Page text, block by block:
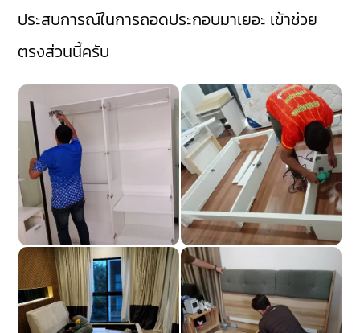
ประสบการณ์ในการถอดประกอบมาเยอะ เข้าช่วย
ตรงส่วนนี้ครับ